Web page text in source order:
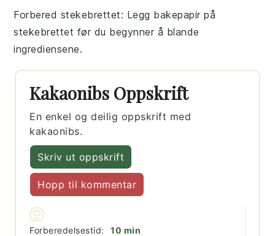
Forbered stekebrettet: Legg bakepapir på
stekebrettet før du begynner å blande
ingrediensene.
Kakaonibs Oppskrift
En enkel og deilig oppskrift med
kakaonibs.
Skriv ut oppskrift
Hopp til kommentar
Forberedelsestid: 10 minutter
min